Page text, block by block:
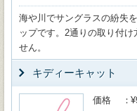
海や川でサングラスの紛失
ップです。2通りの取り付
せん。
キディーキャット
価格